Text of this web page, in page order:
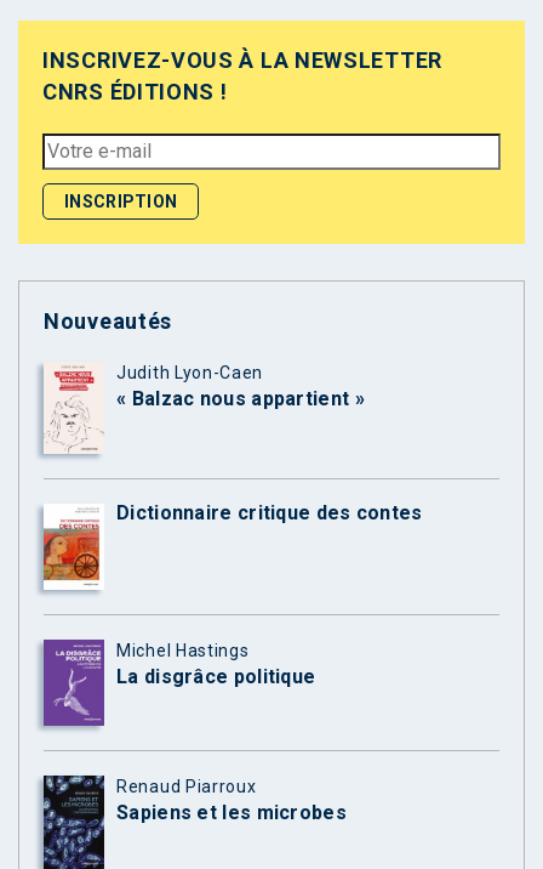
INSCRIVEZ-VOUS À LA NEWSLETTER
CNRS ÉDITIONS !
Nouveautés
Judith Lyon-Caen
« Balzac nous appartient »
Dictionnaire critique des contes
Michel Hastings
La disgrâce politique
Renaud Piarroux
Sapiens et les microbes